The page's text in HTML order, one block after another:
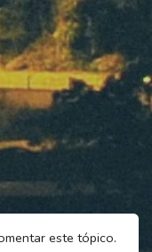
este tópico.